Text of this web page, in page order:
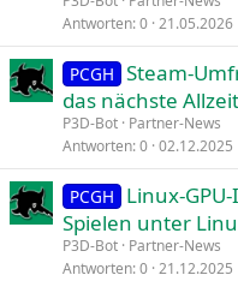
Antworten 0 21.05.2026
PCGH Steam-
das nächste
P3D-Bot Partner-News
Antworten 0 02.12.2025
PCGH
Linux-
Spielen unter
P3D-Bot Partner-News
Antworten 0 21.12.2025